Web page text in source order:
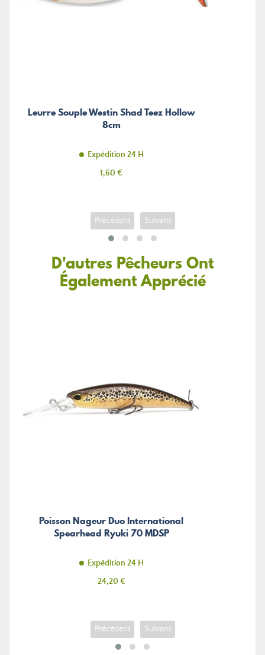
Leurre Souple Westin Shad Teez Hollow
8cm
Expédition 24 H
Prix
1,60 €
Précédent Suivant
D'autres Pêcheurs Ont
Également Apprécié
Poisson Nageur Duo International
Spearhead Ryuki 70 MDSP
Expédition 24 H
Prix
24,20 €
Précédent Suivant